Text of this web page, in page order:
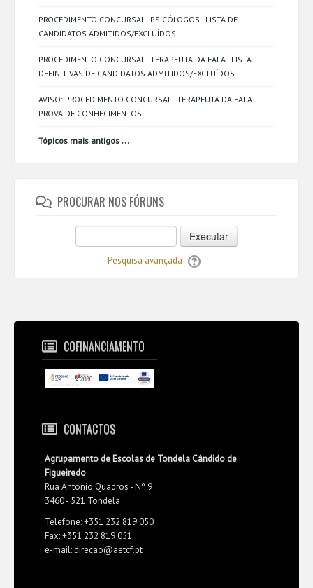
PROCEDIMENTO CONCURSAL - PSICÓLOGOS - LISTA DE
CANDIDATOS ADMITIDOS/EXCLUÍDOS
PROCEDIMENTO CONCURSAL - TERAPEUTA DA FALA - LISTA
DEFINITIVAS DE CANDIDATOS ADMITIDOS/EXCLUÍDOS
AVISO: PROCEDIMENTO CONCURSAL - TERAPEUTA DA FALA -
PROVA DE CONHECIMENTOS
Tópicos mais antigos ...
PROCURAR NOS FÓRUNS
Executar
Pesquisa avançada
COFINANCIAMENTO
CONTACTOS
Agrupamento de Escolas de Tondela Cândido de
Figueiredo
Rua António Quadros - Nº 9
3460 - 521 Tondela
Telefone: +351 232 819 050
Fax: +351 232 819 051
e-mail: direcao@aetcf.pt